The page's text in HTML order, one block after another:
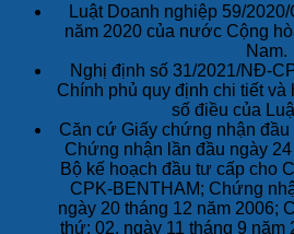
Luật Doanh nghiệp 59/
năm 2020 của nước Cộng
Nam.
Nghị định số 31/2021/NĐ-
Chính phủ quy định chi tiết
số điều của
Căn cứ Giấy chứng nhận
Chứng nhận lần đầu ngày
Bộ kế hoạch đầu tư cấp cho
CPK-BENTHAM; Chứng
ngày 20 tháng 12 năm 2006;
thứ: 02, ngày 11 tháng 9